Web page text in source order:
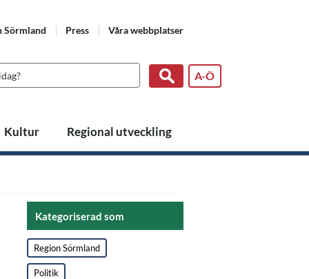
Sörmland Press Våra webbplatser
A-Ö
Kultur Regional utveckling
Kategoriserad som
Region Sörmland
Politik